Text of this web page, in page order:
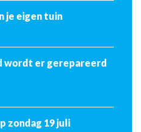
Zitmaaier testen in je eigen tuin
wordt er gerepareerd
zondag 19 juli